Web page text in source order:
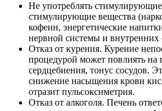
Не употреблять
стимулирующие вещества (
кофеин, энергетические
нервной системы и внутренних
Отказ от курения. Курение
процедурой может повлиять на
сердцебиения, тонус сосудов.
снижение насыщения крови
отразит пульсоксиметрия.
Отказ от алкоголя. Печень